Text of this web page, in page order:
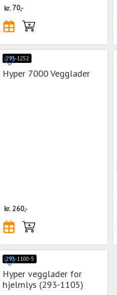
kr. 70,-
293-1252
Hyper 7000 Vegglader
kr.260,-
293-1100-5
Hyper vegglader for
hjelmlys (293-1105)